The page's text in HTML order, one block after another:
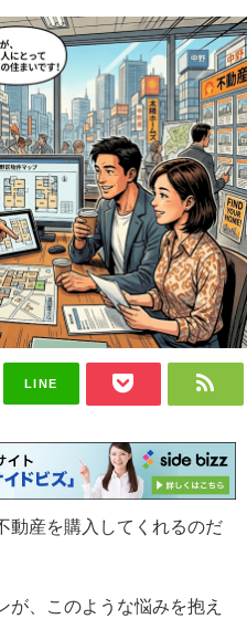
LINE
動産を購入してくれるのだ
が、このような悩みを抱え